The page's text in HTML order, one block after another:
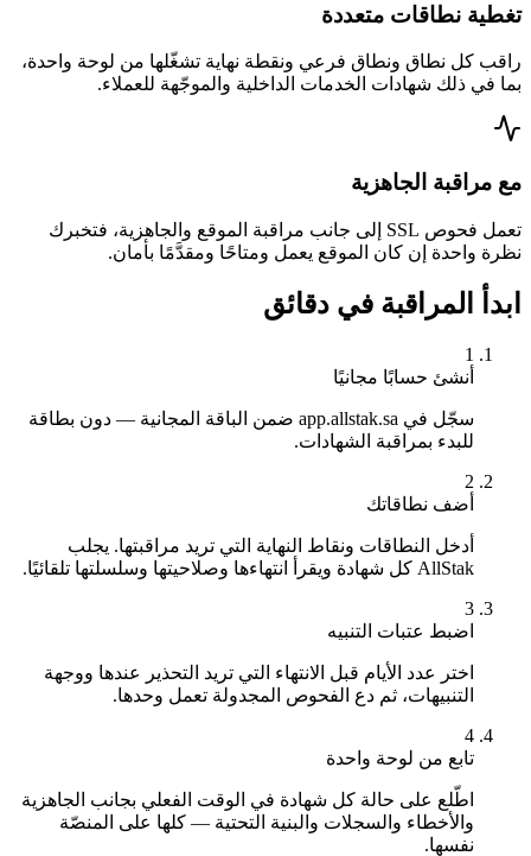
تغطية نطاقات متعددة
راقب كل نطاق ونطاق فرعي ونقطة نهاية تشغّلها من لوحة واحدة،
بما في ذلك شهادات الخدمات الداخلية والموجّهة للعملاء.
مع مراقبة الجاهزية
تعمل فحوص SSL إلى جانب مراقبة الموقع والجاهزية، فتخبرك
نظرة واحدة إن كان الموقع يعمل ومتاحًا ومقدَّمًا بأمان.
ابدأ المراقبة في دقائق
1
أنشئ حسابًا مجانيًا
سجّل في app.allstak.sa ضمن الباقة المجانية — دون بطاقة
للبدء بمراقبة الشهادات.
2
أضف نطاقاتك
أدخل النطاقات ونقاط النهاية التي تريد مراقبتها. يجلب
AllStak كل شهادة ويقرأ انتهاءها وصلاحيتها وسلسلتها تلقائيًا.
3
اضبط عتبات التنبيه
اختر عدد الأيام قبل الانتهاء التي تريد التحذير عندها ووجهة
التنبيهات، ثم دع الفحوص المجدولة تعمل وحدها.
4
تابع من لوحة واحدة
اطّلع على حالة كل شهادة في الوقت الفعلي بجانب الجاهزية
والأخطاء والسجلات والبنية التحتية — كلها على المنصّة
نفسها.